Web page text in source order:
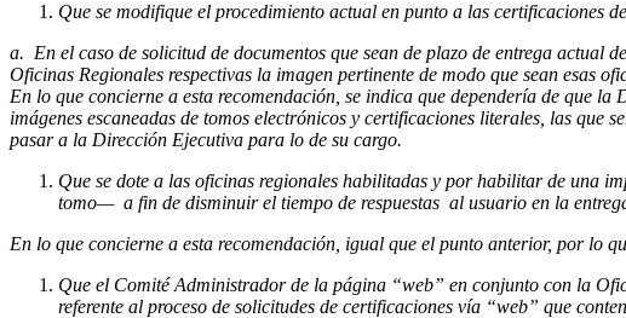
Que se modifique el procedimiento actual en punto a las certificaciones
a. En el caso de solicitud de documentos que sean de plazo de entrega actual
Oficinas Regionales respectivas la imagen pertinente de modo que sean esas
En lo que concierne a esta recomendación, se indica que dependería de que
imágenes escaneadas de tomos electrónicos y certificaciones literales, las
pasar a la Dirección Ejecutiva para lo de su cargo.
Que se dote a las oficinas regionales habilitadas y por habilitar de una
tomo— a fin de disminuir el tiempo de respuestas al usuario en la
En lo que concierne a esta recomendación, igual que el punto anterior, por lo
Que el Comité Administrador de la página “web” en conjunto con la
referente al proceso de solicitudes de certificaciones vía “web” que